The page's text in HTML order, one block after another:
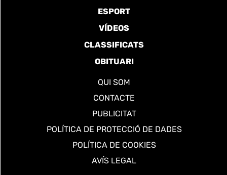
ESPORT
VÍDEOS
CLASSIFICATS
OBITUARI
QUI SOM
CONTACTE
PUBLICITAT
POLÍTICA DE PROTECCIÓ DE DADES
POLÍTICA DE COOKIES
AVÍS LEGAL